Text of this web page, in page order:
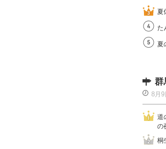
夏
た
夏
群
8月9
道
の
桐